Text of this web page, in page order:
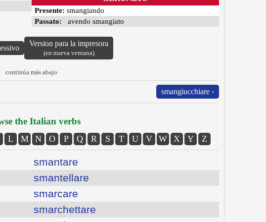
Presente: smangiando
Passato: avendo smangiato
Version para la impresora
(en nueva ventana)
continúa más abajo
smangiucchiare ›
the Italian verbs
L M N O P Q R S T U V W X Y Z
smantare
smantellare
smarcare
smarchettare